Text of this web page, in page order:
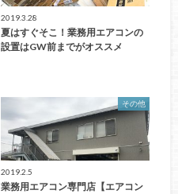
2019.3.28
夏はすぐそこ！業務用エアコンの
設置はGW前までがオススメ
その他
2019.2.5
業務用エアコン専門店【エアコン